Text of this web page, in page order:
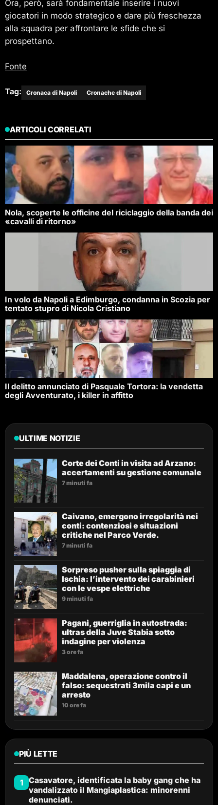
Ora, però, sarà fondamentale inserire i nuovi
giocatori in modo strategico e dare più freschezza
alla squadra per affrontare le sfide che si
prospettano.
Fonte
Tag: Cronaca di Napoli Cronache di Napoli
ARTICOLI CORRELATI
Nola, scoperte le officine del riciclaggio della banda dei
«cavalli di ritorno»
In volo da Napoli a Edimburgo, condanna in Scozia per
tentato stupro di Nicola Cristiano
Il delitto annunciato di Pasquale Tortora: la vendetta
degli Avventurato, i killer in affitto
ULTIME NOTIZIE
Corte dei Conti in visita ad Arzano:
accertamenti su gestione comunale
7 minuti fa
Caivano, emergono irregolarità nei
conti: contenziosi e situazioni
critiche nel Parco Verde.
7 minuti fa
Sorpreso pusher sulla spiaggia di
Ischia: l’intervento dei carabinieri
con le vespe elettriche
9 minuti fa
Pagani, guerriglia in autostrada:
ultras della Juve Stabia sotto
indagine per violenza
3 ore fa
Maddalena, operazione contro il
falso: sequestrati 3mila capi e un
arresto
10 ore fa
PIÙ LETTE
1 Casavatore, identificata la baby gang che ha
vandalizzato il Mangiaplastica: minorenni
denunciati.